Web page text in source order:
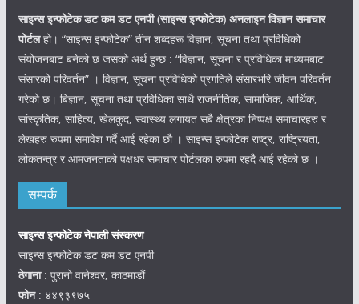
साइन्स इन्फोटेक डट कम डट एनपी (साइन्सइन्फोटेक) अनलाइन विज्ञान समाचार
पोर्टलहो। “साइन्स इन्फोटेक” तीन शब्दहरू विज्ञान, सूचना तथा प्रविधिको
संयोजनबाट बनेको छ जसको अर्थ हुन्छ : “विज्ञान, सूचना र प्रविधिका माध्यमबाट
संसारको परिवर्तन” । विज्ञान, सूचना प्रविधिको प्रगतिले संसारभरि जीवन परिवर्तन
गरेको छ। बिज्ञान, सूचना तथा प्रविधिका साथै राजनीतिक, सामाजिक, आर्थिक,
सांस्कृतिक, साहित्य, खेलकुद, स्वास्थ्य लगायत सबै क्षेत्रका निष्पक्ष समाचारहरु र
लेखहरु रुपमा समावेश गर्दै आई रहेका छौ । साइन्स इन्फोटेक राष्ट्र, राष्ट्रियता,
लोकतन्त्र र आमजनताको पक्षधर समाचार पोर्टलका रुपमा रहदै आई रहेको छ ।
सम्पर्क
साइन्स इन्फोटेक नेपाली संस्करण
साइन्स इन्फोटेक डट कम डट एनपी
ठेगाना: पुरानो वानेश्वर, काठमाडौं
फोन: ४४९३९७५